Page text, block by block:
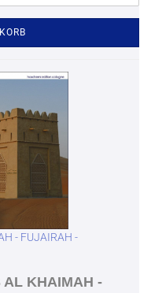
- FUJAIRAH -
AL KHAIMAH -